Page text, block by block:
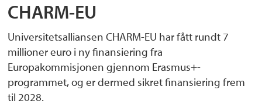
CHARM-EU
Universitetsalliansen CHARM-EU har fått rundt 7
millioner euro i ny finansiering fra
Europakommisjonen gjennom Erasmus+-
programmet, og er dermed sikret finansiering frem
til 2028.